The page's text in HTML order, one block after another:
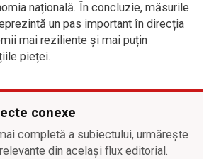
națională. În concluzie, măsurile
un pas important în direcția
mai reziliente și mai puțin
pieței.
conexe
completă a subiectului, urmărește
din același flux editorial.